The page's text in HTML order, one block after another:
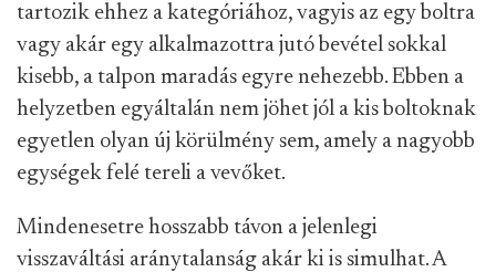
tartozik ehhez a kategóriához, vagyis az egy boltra
vagy akár egy alkalmazottra jutó bevétel sokkal
kisebb, a talpon maradás egyre nehezebb. Ebben a
helyzetben egyáltalán nem jöhet jól a kis boltoknak
egyetlen olyan új körülmény sem, amely a nagyobb
egységek felé tereli a vevőket.
Mindenesetre hosszabb távon a jelenlegi
visszaváltási aránytalanság akár ki is simulhat. A